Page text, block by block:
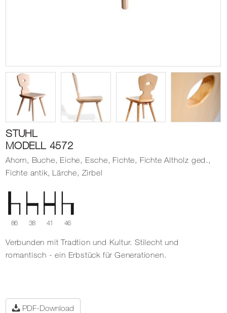
STUHL
MODELL 4572
Ahorn, Buche, Eiche, Esche, Fichte, Fichte Altholz ged.,
Fichte antik, Lärche, Zirbel
86 38 41 46
Verbunden mit Tradtion und Kultur. Stilecht und
romantisch - ein Erbstück für Generationen.
PDF-Download